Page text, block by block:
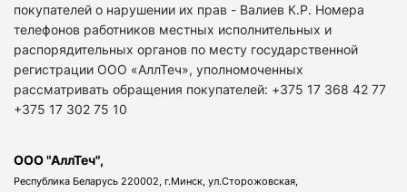
покупателей о нарушении их прав - Валиев К.Р. Номера
телефонов работников местных исполнительных и
распорядительных органов по месту государственной
регистрации ООО «АллТеч», уполномоченных
рассматривать обращения покупателей: +375 17 368 42 77
+375 17 302 75 10
ООО "АллТеч",
Республика Беларусь 220002, г.Минск, ул.Сторожовская,